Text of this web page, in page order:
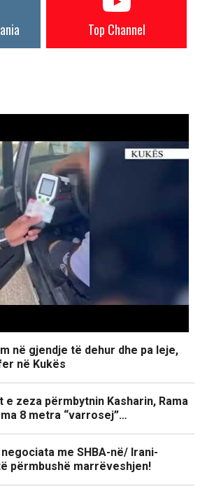
Top Channel
në gjendje të dehur dhe pa leje,
në Kukës
e zeza përmbytnin Kasharin, Rama
8 metra “varrosej”…
me SHBA-në/ Irani-
përmbushë marrëveshjen!